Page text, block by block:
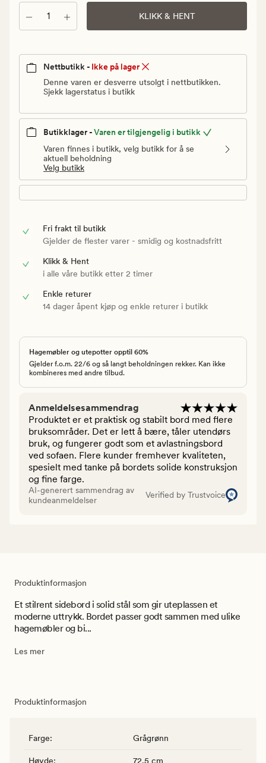
Antall KLIKK & HENT
Nettbutikk - Ikke på lager
Denne varen er desverre utsolgt i nettbutikken.
Sjekk lagerstatus i butikk
Butikklager -Varen er tilgjengelig i butikk
Varen finnes i butikk, velg butikk for å se
aktuell beholdning
Velg butikk
Fri frakt til butikk
Gjelder de flester varer - smidig og kostnadsfritt
Klikk & Hent
i alle våre butikk etter 2 timer
Enkle returer
14 dager åpent kjøp og enkle returer i butikk
Hagemøbler og utepotter opptil 60%
Gjelder f.o.m. 22/6 og så langt beholdningen rekker. Kan ikke
kombineres med andre tilbud.
Anmeldelsesammendrag
Produktet er et praktisk og stabilt bord med flere
bruksområder. Det er lett å bære, tåler utendørs
bruk, og fungerer godt som et avlastningsbord
ved sofaen. Flere kunder fremhever kvaliteten,
spesielt med tanke på bordets solide konstruksjon
og fine farge.
AI-generert sammendrag av
kundeanmeldelser
Verified by Trustvoice
Produktinformasjon
Et stilrent sidebord i solid stål som gir uteplassen et
moderne uttrykk. Bordet passer godt sammen med ulike
hagemøbler og bi...
Les mer
Produktinformasjon
Farge: Grågrønn
Høyde: 72.5 cm